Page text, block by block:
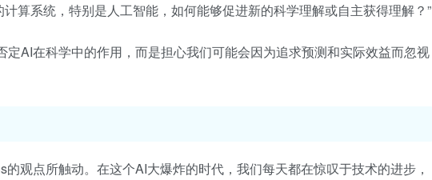
算系统，特别是人工智能，如何能够促进新的科学理解或自主获得理解？”
AI在科学中的作用，而是担心我们可能会因为追求预测和实际效益而忽视
观点所触动。在这个AI大爆炸的时代，我们每天都在惊叹于技术的进步，